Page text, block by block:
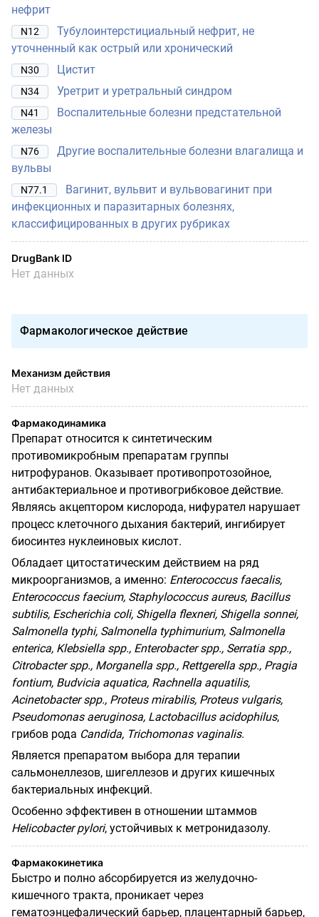
нефрит
N12
Тубулоинтерстициальный нефрит, не
уточненный как острый или хронический
N30 Цистит
N34 Уретрит и уретральный синдром
N41
Воспалительные болезни предстательной
железы
N76
Другие воспалительные болезни влагалища и
вульвы
N77.1
Вагинит, вульвит и вульвовагинит при
инфекционных и паразитарных болезнях,
классифицированных в других рубриках
DrugBank ID
Нет данных
Фармакологическое действие
Механизм действия
Нет данных
Фармакодинамика
Препарат относится к синтетическим
противомикробным препаратам группы
нитрофуранов. Оказывает противопротозойное,
антибактериальное и противогрибковое действие.
Являясь акцептором кислорода, нифурател нарушает
процесс клеточного дыхания бактерий, ингибирует
биосинтез нуклеиновых кислот.
Обладает цитостатическим действием на ряд
микроорганизмов, а именно: Enterococcus faecalis,
Enterococcus faecium, Staphylococcus aureus, Bacillus
subtilis, Escherichia coli, Shigella flexneri, Shigella sonnei,
Salmonella typhi, Salmonella typhimurium, Salmonella
enterica, Klebsiella spp., Enterobacter spp., Serratia spp.,
Citrobacter spp., Morganella spp., Rettgerella spp., Pragia
fontium, Budvicia aquatica, Rachnella aquatilis,
Acinetobacter spp., Proteus mirabilis, Proteus vulgaris,
Pseudomonas aeruginosa, Lactobacillus acidophilus,
грибов рода Candida, Trichomonas vaginalis.
Является препаратом выбора для терапии
сальмонеллезов, шигеллезов и других кишечных
бактериальных инфекций.
Особенно эффективен в отношении штаммов
Helicobacter pylori, устойчивых к метронидазолу.
Фармакокинетика
Быстро и полно абсорбируется из желудочно-
кишечного тракта, проникает через
гематоэнцефалический барьер, плацентарный барьер,